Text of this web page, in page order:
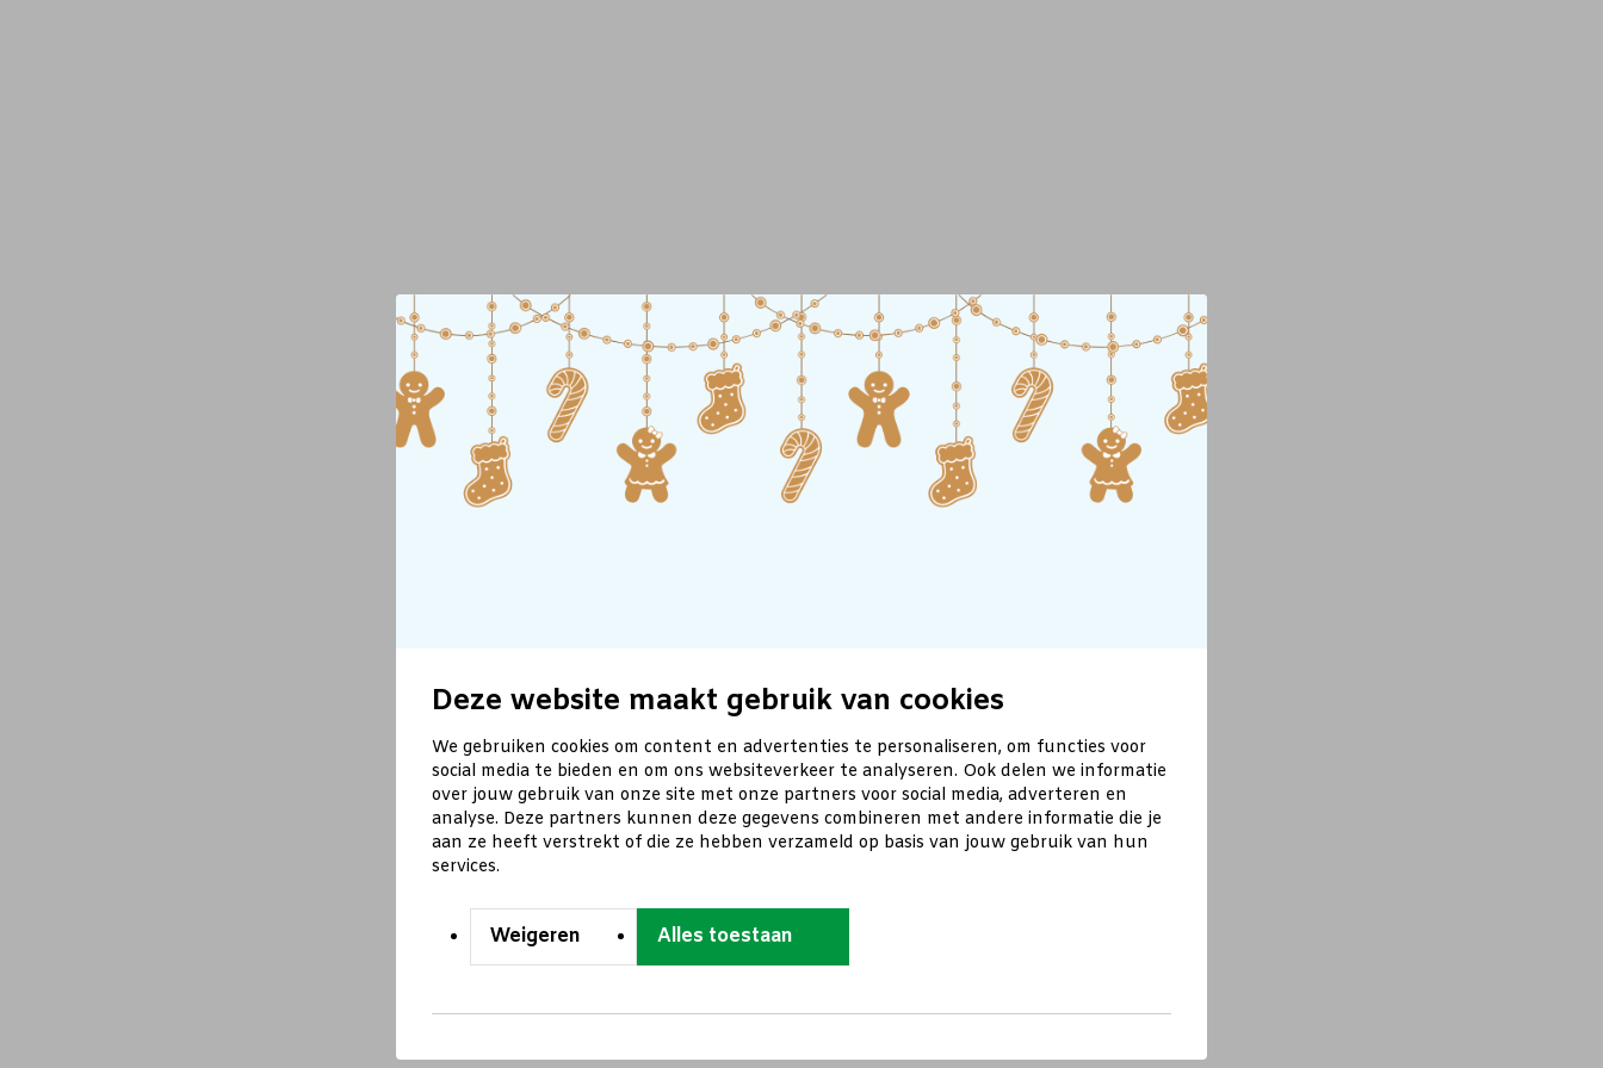
Deze website maakt gebruik van cookies
We gebruiken cookies om content en advertenties te personaliseren, om functies voor
social media te bieden en om ons websiteverkeer te analyseren. Ook delen we informatie
over jouw gebruik van onze site met onze partners voor social media, adverteren en
analyse. Deze partners kunnen deze gegevens combineren met andere informatie die je
aan ze heeft verstrekt of die ze hebben verzameld op basis van jouw gebruik van hun
services.
Weigeren Alles toestaan